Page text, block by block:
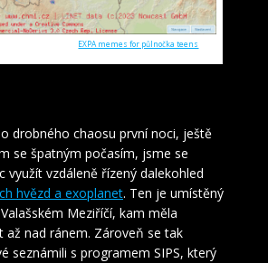
EXPA memes for půlnočka teens
drobného chaosu první noci, ještě
se špatným počasím, jsme se
využít vzdáleně řízený dalekohled
hvězd a exoplanet. Ten je umístěný
Meziříčí, kam měla
až nad ránem. Zároveň se tak
seznámili s programem SIPS, který